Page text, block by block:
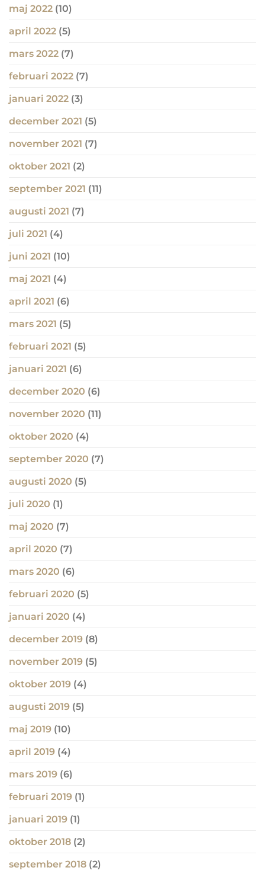
maj 2022 (10)
april 2022 (5)
mars 2022 (7)
februari 2022 (7)
januari 2022 (3)
december 2021 (5)
november 2021 (7)
oktober 2021 (2)
september 2021 (11)
augusti 2021 (7)
juli 2021 (4)
juni 2021 (10)
maj 2021 (4)
april 2021 (6)
mars 2021 (5)
februari 2021 (5)
januari 2021 (6)
december 2020 (6)
november 2020 (11)
oktober 2020 (4)
september 2020 (7)
augusti 2020 (5)
juli 2020 (1)
maj 2020 (7)
april 2020 (7)
mars 2020 (6)
februari 2020 (5)
januari 2020 (4)
december 2019 (8)
november 2019 (5)
oktober 2019 (4)
augusti 2019 (5)
maj 2019 (10)
april 2019 (4)
mars 2019 (6)
februari 2019 (1)
januari 2019 (1)
oktober 2018 (2)
september 2018 (2)